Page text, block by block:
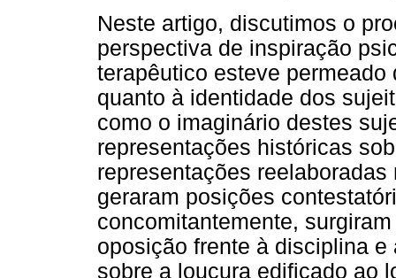
Neste artigo, discutimos o
perspectiva de inspiração
terapêutico esteve
quanto à identidade dos
como o imaginário destes
representações históricas
representações
geraram posições
concomitantemente,
oposição frente à disciplina
sobre a loucura edificado ao